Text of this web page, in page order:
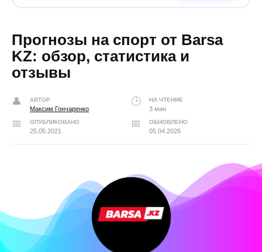
Прогнозы на спорт от Barsa
KZ: обзор, статистика и
отзывы
АВТОР
Максим Гончаренко
НА ЧТЕНИЕ
3 мин
ОПУБЛИКОВАНО
25.05.2021
ОБНОВЛЕНО
05.04.2026